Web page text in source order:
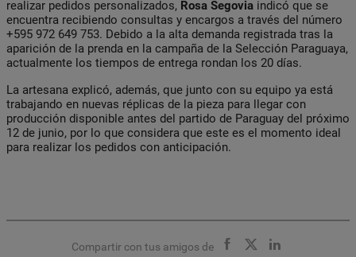
realizar pedidos personalizados, Rosa Segovia indicó que se
encuentra recibiendo consultas y encargos a través del número
+595 972 649 753. Debido a la alta demanda registrada tras la
aparición de la prenda en la campaña de la Selección Paraguaya,
actualmente los tiempos de entrega rondan los 20 días.
La artesana explicó, además, que junto con su equipo ya está
trabajando en nuevas réplicas de la pieza para llegar con
producción disponible antes del partido de Paraguay del próximo
12 de junio, por lo que considera que este es el momento ideal
para realizar los pedidos con anticipación.
Compartir con tus amigos de